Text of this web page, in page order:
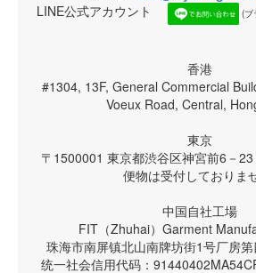
LINE公式アカウント
(ブ
香港
#1304, 13F, General Commercial
Voeux Road, Central,
東京
〒1500001 東京都渋谷区神宮前6－
便物は受付しておりま
中国自社工場
FIT（Zhuhai）Garment
珠海市南屏镇北山南牌坊街1号厂房
统一社会信用代码：